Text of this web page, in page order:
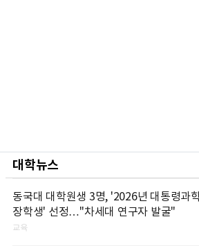
대학뉴스
동국대 대학원생 3명, '2026년 대통령과
장학생' 선정…"차세대 연구자 발굴"
교육